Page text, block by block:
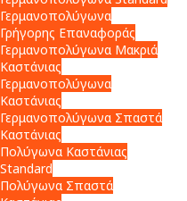
Γερμανοπολύγωνα
Γρήγορης Επαναφοράς
Γερμανοπολύγωνα Μακριά
Καστάνιας
Γερμανοπολύγωνα
Καστάνιας
Γερμανοπολύγωνα Σπαστά
Καστάνιας
Πολύγωνα Καστάνιας
Standard
Πολύγωνα Σπαστά